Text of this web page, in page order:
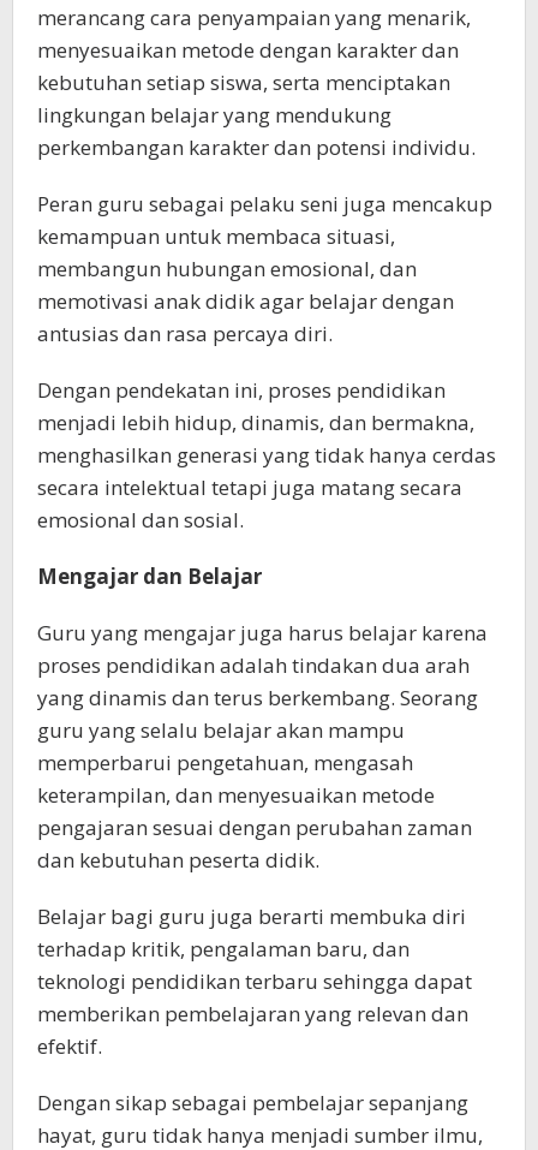
merancang cara penyampaian yang menarik,
menyesuaikan metode dengan karakter dan
kebutuhan setiap siswa, serta menciptakan
lingkungan belajar yang mendukung
perkembangan karakter dan potensi individu.
Peran guru sebagai pelaku seni juga mencakup
kemampuan untuk membaca situasi,
membangun hubungan emosional, dan
memotivasi anak didik agar belajar dengan
antusias dan rasa percaya diri.
Dengan pendekatan ini, proses pendidikan
menjadi lebih hidup, dinamis, dan bermakna,
menghasilkan generasi yang tidak hanya cerdas
secara intelektual tetapi juga matang secara
emosional dan sosial.
Mengajar dan Belajar
Guru yang mengajar juga harus belajar karena
proses pendidikan adalah tindakan dua arah
yang dinamis dan terus berkembang. Seorang
guru yang selalu belajar akan mampu
memperbarui pengetahuan, mengasah
keterampilan, dan menyesuaikan metode
pengajaran sesuai dengan perubahan zaman
dan kebutuhan peserta didik.
Belajar bagi guru juga berarti membuka diri
terhadap kritik, pengalaman baru, dan
teknologi pendidikan terbaru sehingga dapat
memberikan pembelajaran yang relevan dan
efektif.
Dengan sikap sebagai pembelajar sepanjang
hayat, guru tidak hanya menjadi sumber ilmu,